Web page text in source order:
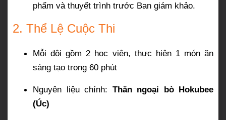
phẩm và thuyết trình trước Ban giám khảo.
2. Thể Lệ Cuộc Thi
Mỗi đội gồm 2 học viên, thực hiện 1 món ăn
sáng tạo trong 60 phút
Nguyên liệu chính: Thăn ngoại bò Hokubee
(Úc)